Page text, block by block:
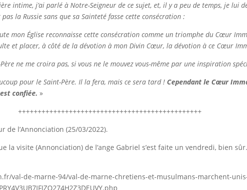
intime, j’ai parlé à Notre-Seigneur de ce sujet, et, il y a peu de temps, je lui
la Russie sans que sa Sainteté fasse cette consécration :
mon Église reconnaisse cette consécration comme un triomphe du Cœur
et placer, à côté de la dévotion à mon Divin Cœur, la dévotion à ce Cœur
ne me croira pas, si vous ne le mouvez vous-même par une inspiration
pour le Saint-Père. Il la fera, mais ce sera tard ! Cependant le Cœur
confiée. »
+++++++++++++++++++++++++++++++++++++++++++++++
de l’Annonciation (25/03/2022).
la visite (Annonciation) de l’ange Gabriel s’est faite un vendredi, bien
val-de-marne-94/val-de-marne-chretiens-et-musulmans-marchent-